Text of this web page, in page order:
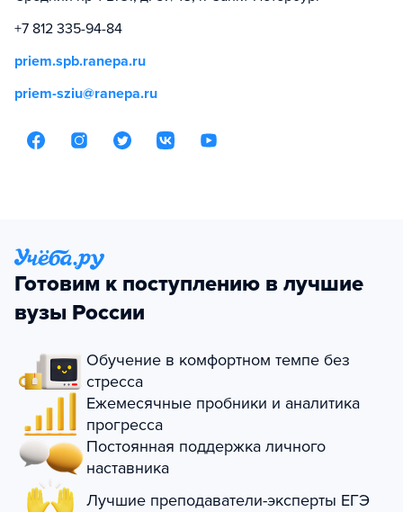
+7 812 335-94-84
priem.spb.ranepa.ru
priem-sziu@ranepa.ru
Готовим к поступлению в лучшие
вузы России
Обучение в комфортном темпе без
стресса
Ежемесячные пробники и аналитика
прогресса
Постоянная поддержка личного
наставника
Лучшие преподаватели-эксперты ЕГЭ